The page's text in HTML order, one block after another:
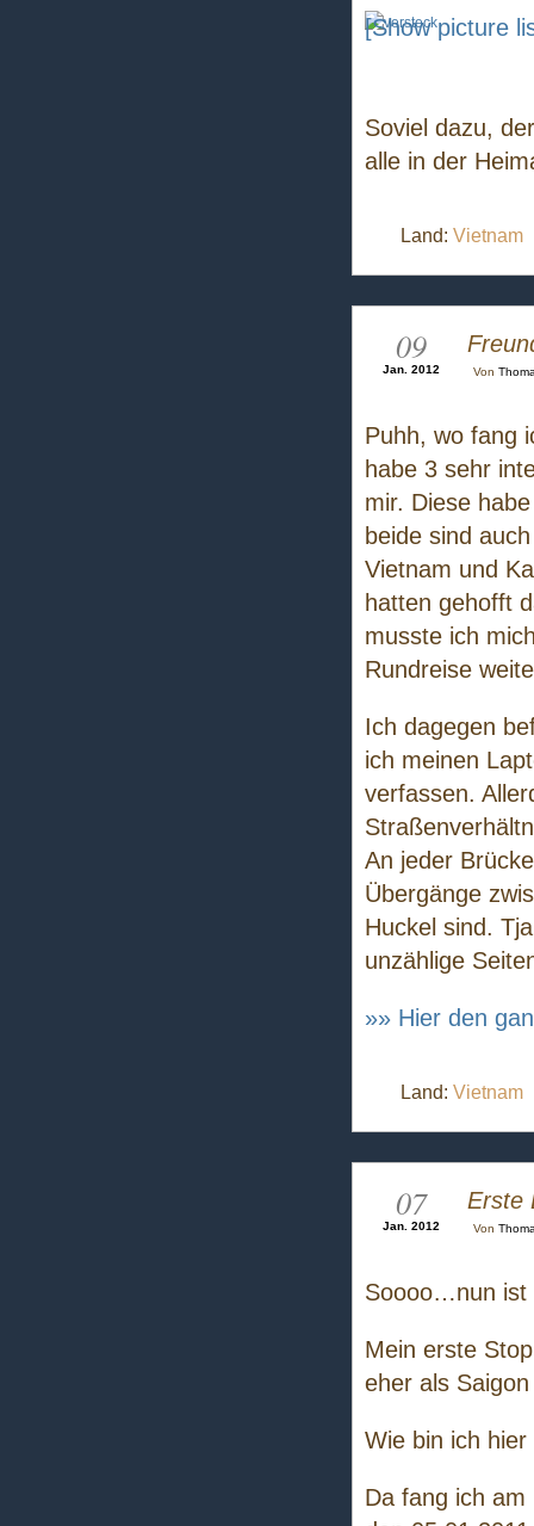
[Show picture
Soviel dazu,
alle in der
Land: Vietnam
09
Jan. 2012 Von
Puhh, wo fang
habe 3 sehr
mir. Diese
beide sind
Vietnam und
hatten gehofft
musste ich
Rundreise
Ich dagegen
ich meinen
verfassen.
An jeder
Übergänge
Huckel sind.
unzählige
»» Hier den
Land: Vietnam
Erste
07
Jan. 2012 Von
Soooo…nun ist
Mein erste
eher als
Wie bin ich
Da fang ich am